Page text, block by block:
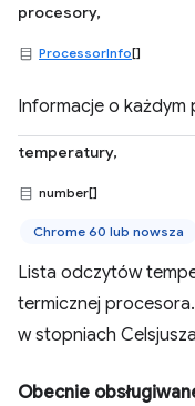
procesory,
ProcessorInfo[]
Informacje o każdym
temperatury,
number[]
Chrome 60 lub nowsza
Lista odczytów
termicznej
w stopniach
Obecnie